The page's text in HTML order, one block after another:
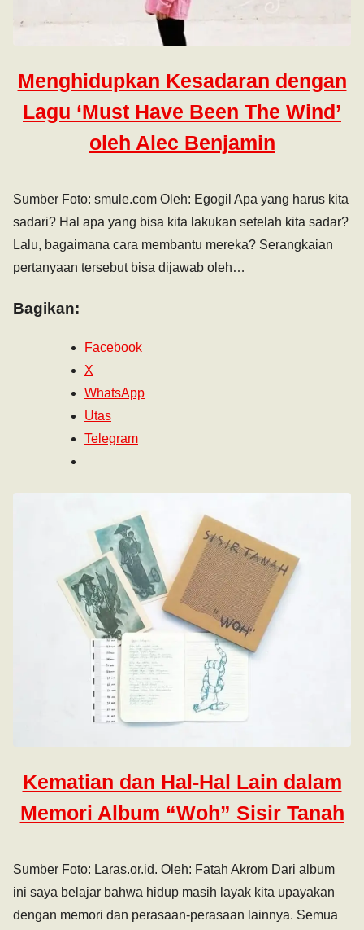
Menghidupkan Kesadaran dengan
Lagu ‘Must Have Been The Wind’
oleh Alec Benjamin
Sumber Foto: smule.com Oleh: Egogil Apa yang harus kita
sadari? Hal apa yang bisa kita lakukan setelah kita sadar?
Lalu, bagaimana cara membantu mereka? Serangkaian
pertanyaan tersebut bisa dijawab oleh…
Bagikan:
Facebook
X
WhatsApp
Utas
Telegram
Kematian dan Hal-Hal Lain dalam
Memori Album “Woh” Sisir Tanah
Sumber Foto: Laras.or.id. Oleh: Fatah Akrom Dari album
ini saya belajar bahwa hidup masih layak kita upayakan
dengan memori dan perasaan-perasaan lainnya. Semua